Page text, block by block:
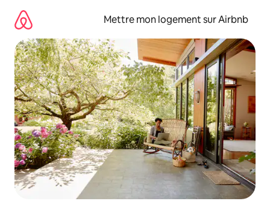
directement
contenu
Mettre mon logement sur Airbnb